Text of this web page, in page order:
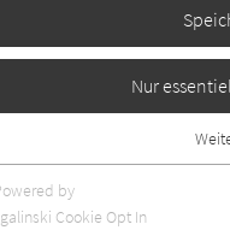
Nur
Essentielle Cookies werden für
benötigt. Dadurch ist
by
Cookie Opt In